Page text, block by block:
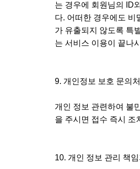
는 경우에 회원님의 ID
다. 어떠한 경우에도 비
가 유출되지 않도록 특
는 서비스 이용이 끝나
9. 개인정보 보호 문의
개인 정보 관련하여 불
을 주시면 접수 즉시
10. 개인 정보 관리 책